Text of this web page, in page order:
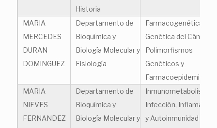
Historia
MARIA
MERCEDES
DURAN
DOMINGUEZ
Departamento de
Bioquímica y
Biología Molecular y
Fisiología
Farmacogenética,
Genética del Cáncer,
Polimorfismos
Genéticos y
MARIA
NIEVES
FERNANDEZ
Departamento de
Bioquímica y
Biología Molecular y
Inmunometabolismo,
Infección, Inflamación
y Autoinmunidad